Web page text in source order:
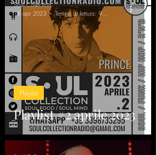
Playlist #2 aprile 2023
Playlist
Soul Collection
18 apr 2023
Tempo di lettura: 9 min